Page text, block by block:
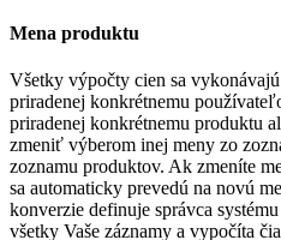
Mena produktu
Všetky výpočty cien sa
priradenej konkrétnemu
priradenej konkrétnemu produktu
zmeniť výberom inej meny zo
zoznamu produktov. Ak zmeníte
sa automaticky prevedú na novú
konverzie definuje správca
všetky Vaše záznamy a vypočíta